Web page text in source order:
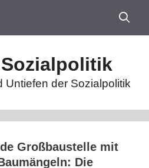
Untiefen der Sozialpolitik
Großbaustelle mit
Die